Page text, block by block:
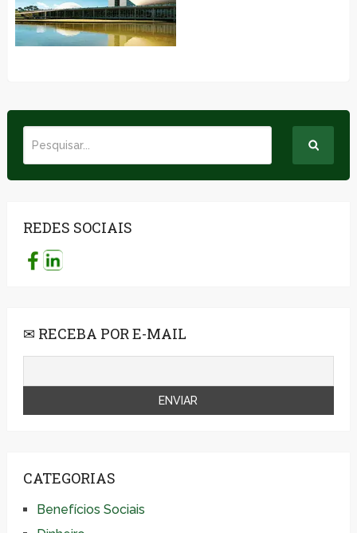
REDES SOCIAIS
✉ RECEBA POR E-MAIL
CATEGORIAS
Benefícios Sociais